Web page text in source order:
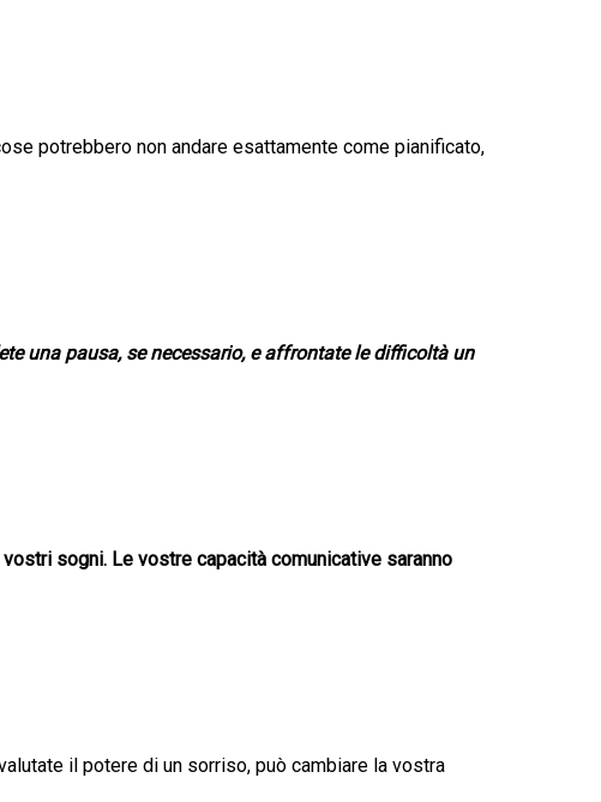
potrebbero non andare esattamente come pianificato,
una pausa, se necessario, e affrontate le difficoltà un
sogni. Le vostre capacità comunicative saranno
il potere di un sorriso, può cambiare la vostra